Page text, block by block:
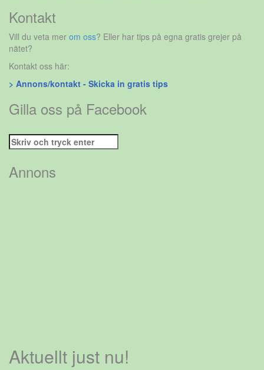
Kontakt
Vill du veta mer om oss? Eller har tips på egna gratis grejer på
nätet?
Kontakt oss här:
> Annons/kontakt - Skicka in gratis tips
Gilla oss på Facebook
Sök
efter:
Annons
Aktuellt just nu!